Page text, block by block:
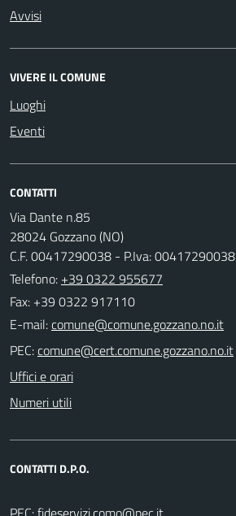
Avvisi
VIVERE IL COMUNE
Luoghi
Eventi
CONTATTI
Via Dante n.85
28024 Gozzano (NO)
C.F. 00417290038 - P.Iva: 00417290038
Telefono: +39 0322 955677
Fax: +39 0322 917110
E-mail:
PEC:
Uffici e orari
Numeri utili
CONTATTI D.P.O.